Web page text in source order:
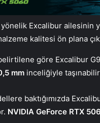
Excalibur ailesinin
kalitesi ön plana
göre Excalibur
mm inceliğiyle
baktığımızda
NVIDIA GeForce RTX